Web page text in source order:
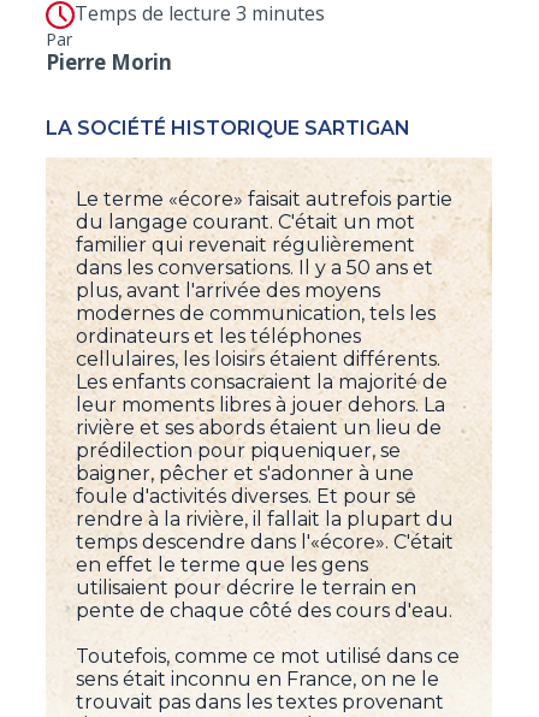
Temps de lecture 3 minutes
Par
Pierre Morin
LA SOCIÉTÉ HISTORIQUE SARTIGAN
Le terme «écore» faisait autrefois partie
du langage courant. C'était un mot
familier qui revenait régulièrement
dans les conversations. Il y a 50 ans et
plus, avant l'arrivée des moyens
modernes de communication, tels les
ordinateurs et les téléphones
cellulaires, les loisirs étaient différents.
Les enfants consacraient la majorité de
leur moments libres à jouer dehors. La
rivière et ses abords étaient un lieu de
prédilection pour piqueniquer, se
baigner, pêcher et s'adonner à une
foule d'activités diverses. Et pour se
rendre à la rivière, il fallait la plupart du
temps descendre dans l'«écore». C'était
en effet le terme que les gens
utilisaient pour décrire le terrain en
pente de chaque côté des cours d'eau.
Toutefois, comme ce mot utilisé dans ce
sens était inconnu en France, on ne le
trouvait pas dans les textes provenant